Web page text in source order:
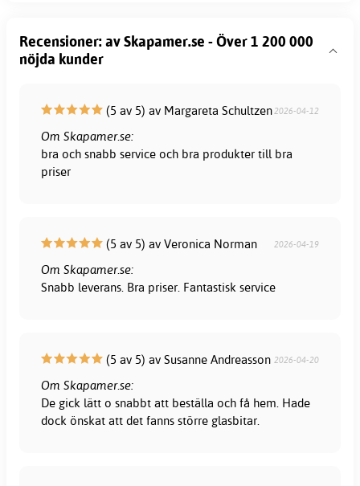
Recensioner: av Skapamer.se - Över 1 200 000
nöjda kunder
(5 av 5) av Margareta Schultzen2026-04-12
Om Skapamer.se:
bra och snabb service och bra produkter till bra
priser
(5 av 5) av Veronica Norman 2026-04-19
Om Skapamer.se:
Snabb leverans. Bra priser. Fantastisk service
(5 av 5) av Susanne Andreasson 2026-04-20
Om Skapamer.se:
De gick lätt o snabbt att beställa och få hem. Hade
dock önskat att det fanns större glasbitar.